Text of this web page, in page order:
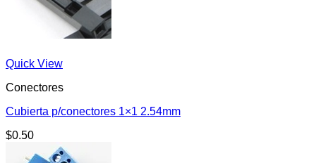
Quick View
Conectores
Cubierta p/conectores 1×1 2.54mm
$0.50